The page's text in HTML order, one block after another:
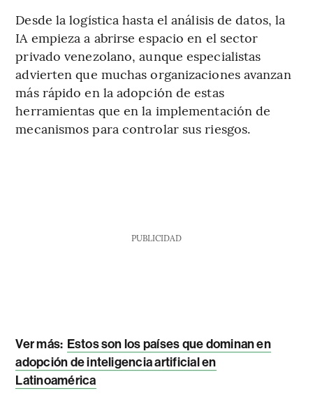
Desde la logística hasta el análisis de datos, la
IA empieza a abrirse espacio en el sector
privado venezolano, aunque especialistas
advierten que muchas organizaciones avanzan
más rápido en la adopción de estas
herramientas que en la implementación de
mecanismos para controlar sus riesgos.
PUBLICIDAD
Ver más: Estos son los países que dominan en
adopción de inteligencia artificial en
Latinoamérica